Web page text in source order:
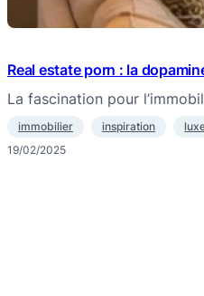
Real estate porn : la
La fascination pour
immobilier inspiration
19/02/2025